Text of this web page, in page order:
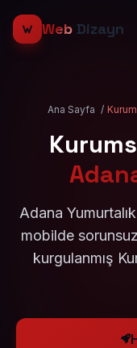
Web Dizayn
Ana Sayfa /
Adana
mobilde
kurgulanmış